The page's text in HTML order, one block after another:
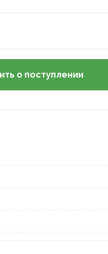
о поступлении